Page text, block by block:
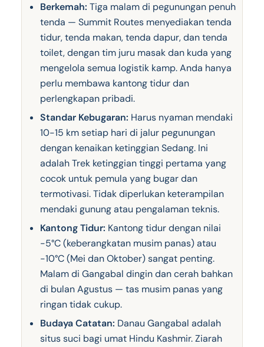
Berkemah: Tiga malam di pegunungan penuh
tenda — Summit Routes menyediakan tenda
tidur, tenda makan, tenda dapur, dan tenda
toilet, dengan tim juru masak dan kuda yang
mengelola semua logistik kamp. Anda hanya
perlu membawa kantong tidur dan
perlengkapan pribadi.
Standar Kebugaran: Harus nyaman mendaki
10-15 km setiap hari di jalur pegunungan
dengan kenaikan ketinggian Sedang. Ini
adalah Trek ketinggian tinggi pertama yang
cocok untuk pemula yang bugar dan
termotivasi. Tidak diperlukan keterampilan
mendaki gunung atau pengalaman teknis.
Kantong Tidur: Kantong tidur dengan nilai
-5°C (keberangkatan musim panas) atau
-10°C (Mei dan Oktober) sangat penting.
Malam di Gangabal dingin dan cerah bahkan
di bulan Agustus — tas musim panas yang
ringan tidak cukup.
Budaya Catatan: Danau Gangabal adalah
situs suci bagi umat Hindu Kashmir. Ziarah